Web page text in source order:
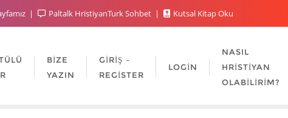
Paltalk HristiyanTurk Sohbet Kutsal Kitap Oku
BIZE
YAZIN
GIRIŞ –
REGISTER
LOGIN
NASIL
HRISTIYAN
OLABILIRIM?